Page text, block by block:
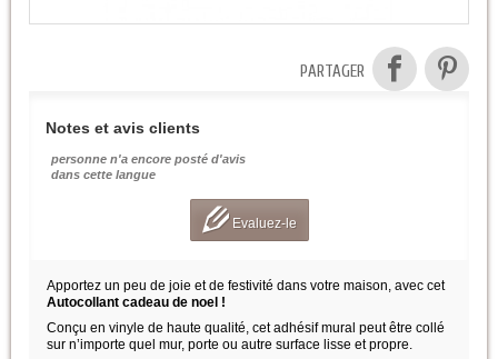
PARTAGER
Notes et avis clients
personne n'a encore posté d'avis
dans cette langue
Evaluez-le
Apportez un peu de joie et de festivité dans votre maison, avec cet
Autocollant cadeau de noel !
Conçu en vinyle de haute qualité, cet adhésif mural peut être collé
sur n’importe quel mur, porte ou autre surface lisse et propre.